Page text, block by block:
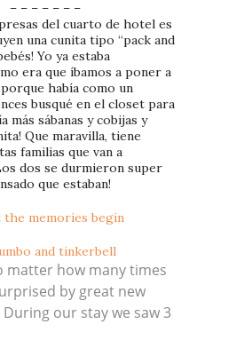
– – – – – – –
del cuarto de hotel es
una cunita tipo “pack and
Yo ya estaba
era que íbamos a poner a
había como un
busqué en el closet para
más sábanas y cobijas y
Que maravilla, tiene
familias que van a
dos se durmieron super
que estaban!
matter how many times
by great new
our stay we saw 3